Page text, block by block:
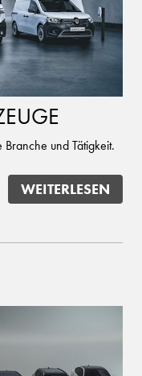
und Tätigkeit.
WEITERLESEN